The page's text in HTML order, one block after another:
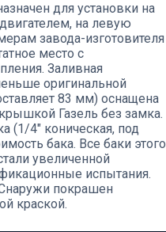
для установки на
на левую
завода-изготовителя
место с
Заливная
оригинальной
83 мм) оснащена
Газель без замка.
(1/4" коническая, под
бака. Все баки этого
увеличенной
испытания.
покрашен
краской.